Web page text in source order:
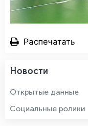
Распечатать
Новости
Открытые данные
Социальные ролики